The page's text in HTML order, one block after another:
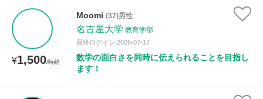
¥1,500/時給
Moomi (37)男性
名古屋大学 教育学部
最終ログイン:2026-07-17
数学の面白さを同時に伝えられることを目指し
ます！